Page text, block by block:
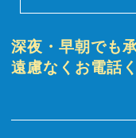
深夜・早朝でも
遠慮なくお電話